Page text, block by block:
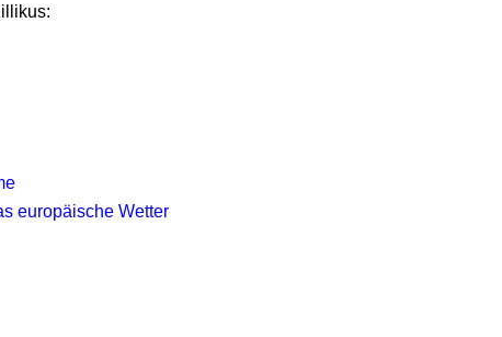
europäische Wetter